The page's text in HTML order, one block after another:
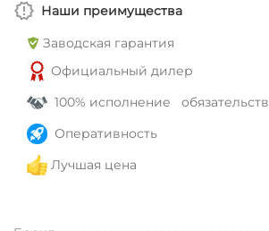
Наши преимущества
Заводская гарантия
Официальный дилер
100% исполнение обязательств
Оперативность
Лучшая цена